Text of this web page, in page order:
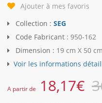
Ajouter à mes favoris
Collection : SEG
Code Fabricant : 950-162
Dimension : 19 cm X 50 cm
Voir les informations
A partir de 18,17€